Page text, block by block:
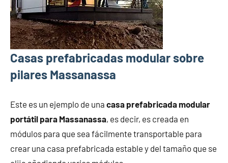
Casas prefabricadas modular sobre
pilares Massanassa
Este es un ejemplo de una casa prefabricada modular
portátil para Massanassa, es decir, es creada en
módulos para que sea fácilmente transportable para
crear una casa prefabricada estable y del tamaño que se